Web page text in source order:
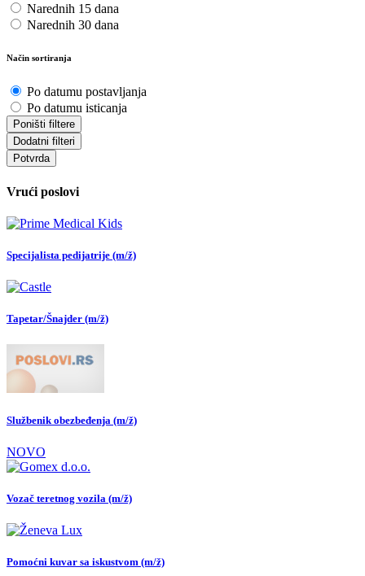
Narednih 15 dana
Narednih 30 dana
Način sortiranja
Po datumu postavljanja
Po datumu isticanja
Poništi filtere
Dodatni filteri
Potvrda
Vrući poslovi
Specijalista pedijatrije (m/ž)
Tapetar/Šnajder (m/ž)
Službenik obezbeđenja (m/ž)
NOVO
Vozač teretnog vozila (m/ž)
Pomoćni kuvar sa iskustvom (m/ž)